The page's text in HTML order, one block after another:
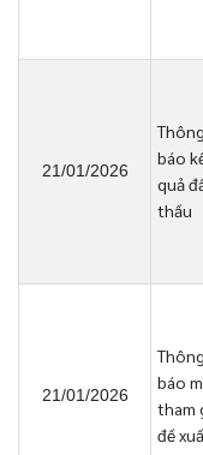
21/01/2026
Thông
báo
quả
thầu
21/01/2026
Thông
báo
tham
đề